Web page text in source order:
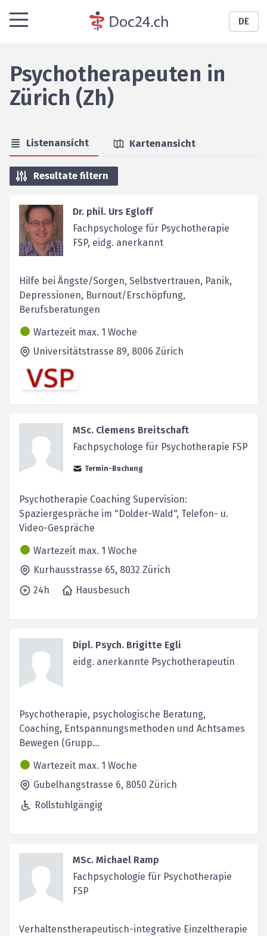
DE
Psychotherapeuten in
Zürich (Zh)
Listenansicht Kartenansicht
Resultate filtern
Dr. phil. Urs Egloff
Fachpsychologe für Psychotherapie
FSP, eidg. anerkannt
Hilfe bei Ängste/Sorgen, Selbstvertrauen, Panik,
Depressionen, Burnout/Erschöpfung,
Berufsberatungen
Wartezeit max. 1 Woche
Universitätstrasse 89, 8006 Zürich
MSc. Clemens Breitschaft
Fachpsychologe für Psychotherapie FSP
Termin-Buchung
Psychotherapie Coaching Supervision:
Spaziergespräche im "Dolder-Wald", Telefon- u.
Video-Gespräche
Wartezeit max. 1 Woche
Kurhausstrasse 65, 8032 Zürich
24h
Hausbesuch
Dipl. Psych. Brigitte Egli
eidg. anerkannte Psychotherapeutin
Psychotherapie, psychologische Beratung,
Coaching, Entspannungsmethoden und Achtsames
Bewegen (Grupp...
Wartezeit max. 1 Woche
Gubelhangstrasse 6, 8050 Zürich
Rollstuhlgängig
MSc. Michael Ramp
Fachpsychologie für Psychotherapie
FSP
Verhaltenstherapeutisch-integrative Einzeltherapie